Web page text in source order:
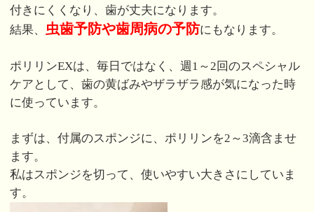
付きにくくなり、歯が丈夫になります。
結果、 虫歯予防や歯周病の予防にもなります。
ポリリンEXは、毎日ではなく、週1～2回のスペシャル
ケアとして、歯の黄ばみやザラザラ感が気になった時
に使っています。
まずは、付属のスポンジに、ポリリンを2～3滴含ませ
ます。
私はスポンジを切って、使いやすい大きさにしていま
す。